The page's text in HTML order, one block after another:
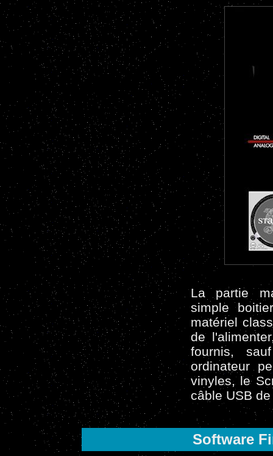
La partie
simple
matériel
de
fournis,
ordinateur
vinyles, le
câble USB
Software